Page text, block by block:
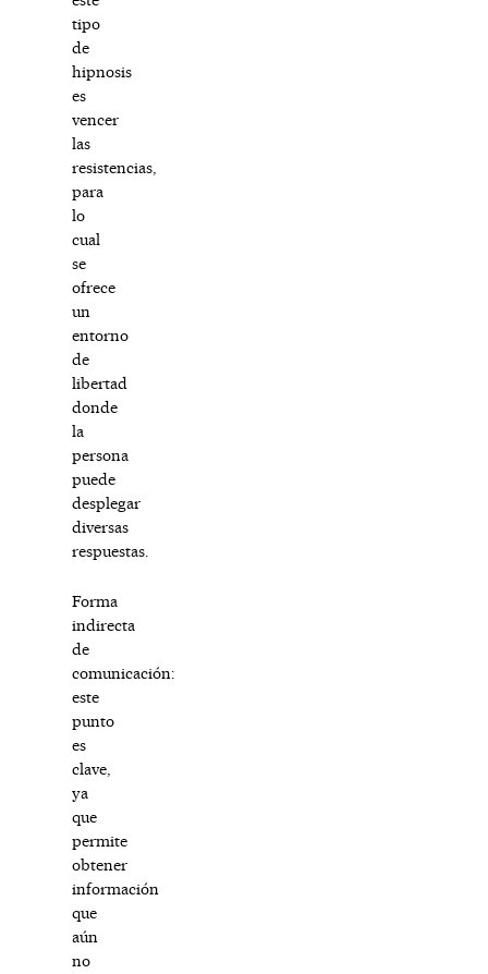
tipo
de
hipnosis
es
vencer
las
resistencias,
para
lo
cual
se
ofrece
un
entorno
de
libertad
donde
la
persona
puede
desplegar
diversas
respuestas.
Forma
indirecta
de
comunicación:
este
punto
es
clave,
ya
que
permite
obtener
información
que
aún
no